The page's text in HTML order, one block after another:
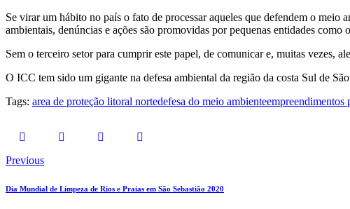
Se virar um hábito no país o fato de processar aqueles que defendem o meio
ambientais, denúncias e ações são promovidas por pequenas entidades
Sem o terceiro setor para cumprir este papel, de comunicar e, muitas vezes,
O ICC tem sido um gigante na defesa ambiental da região da costa Sul de
Tags: area de proteção litoral nortedefesa do meio ambienteempreendimentos
Previous
Dia Mundial de Limpeza de Rios e Praias em São Sebastião 2020